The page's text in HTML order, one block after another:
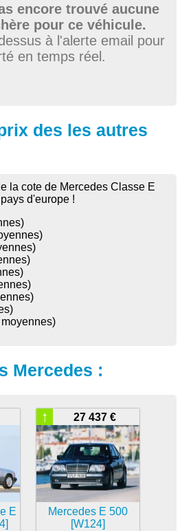
encore trouvé aucune
pour ce véhicule.
à l'alerte email pour
en temps réel.
des les autres
la cote de Mercedes Classe E
d'europe !
moyennes)
Mercedes :
E
27 437 €
↑
Mercedes E 500
[W124]